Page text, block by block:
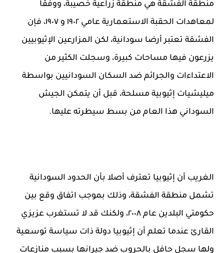
منطقة الفشقة هي منطقة زراعية خصيبة، ووفقا
لمعاهدات الحقبة الاستعمارية عامي ١٩٠٢ و ١٩٠٧، فإن
الفشقة تعتبر أرضا سودانية، لكن المزارعين الإثيوبيين
يزرعون فيها مساحات كبيرة، وسجلت الكثير من
الاعتداءات والجرائم ضد السكان السودانيين بواسطة
ميليشيات إثيوبية مسلحة، قبل أن يتمكن الجيش
السوداني هذا العام من بسط سيطرته عليها.
الغريب أن إثيوبيا تعترف أصلا بأن الحدود السودانية
تشمل منطقة الفشقة، وذلك بموجب اتفاق وقع بين
حكومتي البلدين عام ٢٠٠٨، ولكنك قد لا تستغرب عزيزي
القارئ عندما تعلم أن إثيوبيا دولة ذات سياسة توسعية
ولها سجل حافل بالحروب ضد جيرانها بسبب منازعات